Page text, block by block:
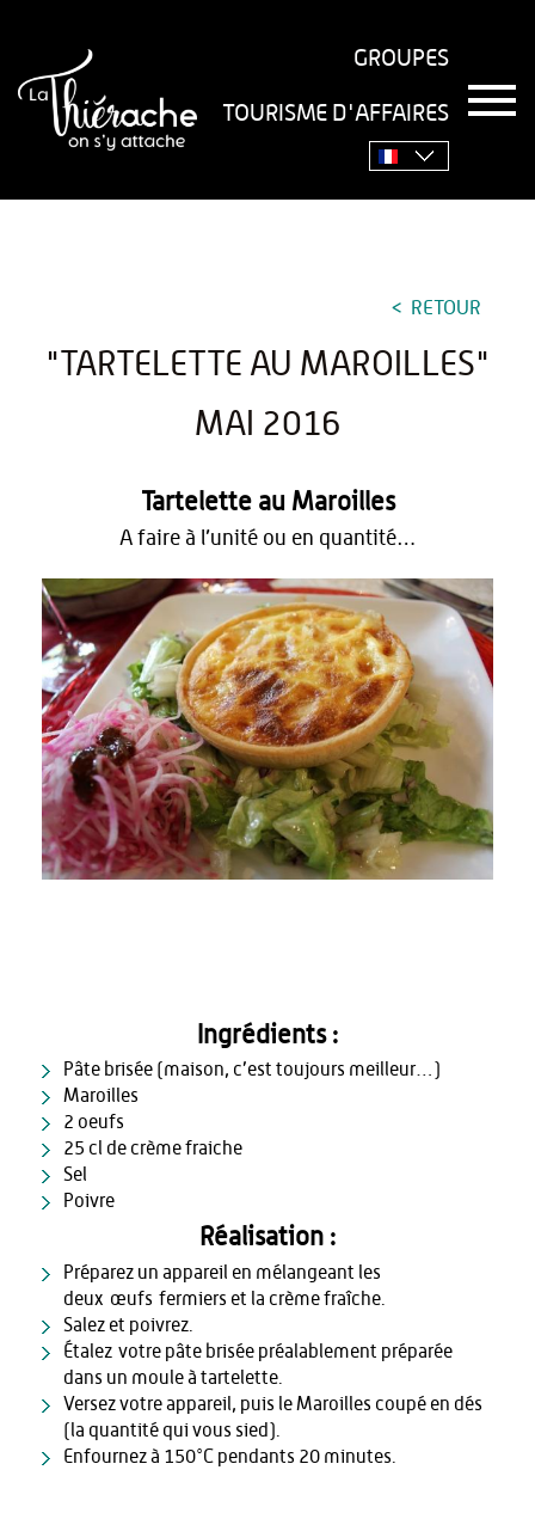
GROUPES
TOURISME D'AFFAIRES
T
o
Accueil› Séjourner Recettes›
RETOUR
"TARTELETTE AU MAROILLES"
MAI 2016
Tartelette au Maroilles
A faire à l’unité ou en quantité…
Ingrédients :
Pâte brisée (maison, c’est toujours meilleur…)
Maroilles
2 oeufs
25 cl de crème fraiche
Sel
Poivre
Réalisation :
Préparez un appareil en mélangeant les
deux œufs fermiers et la crème fraîche.
Salez et poivrez.
Étalez votre pâte brisée préalablement préparée
dans un moule à tartelette.
Versez votre appareil, puis le Maroilles coupé en dés
(la quantité qui vous sied).
Enfournez à 150°C pendants 20 minutes.